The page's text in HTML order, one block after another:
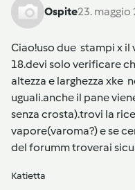
Ospite23. maggio
Ciao!uso due stampi x il
18.devi solo verificare
altezza e larghezza xke
uguali.anche il pane
senza crosta).trovi la
vapore(varoma?) e se
del forumm troverai
Katietta